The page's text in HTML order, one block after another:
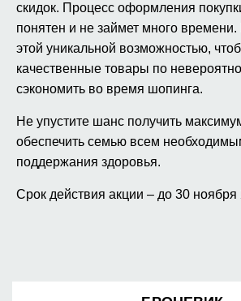
скидок. Процесс оформления
понятен и не займет много времени.
этой уникальной возможностью,
качественные товары по
сэкономить во время шопинга.
Не упустите шанс получить
обеспечить семью всем
поддержания здоровья.
Срок действия акции – до 30 ноября